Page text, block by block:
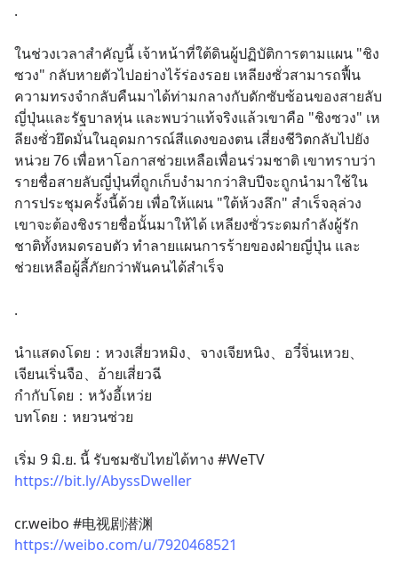
.
ในช่วงเวลาสำคัญนี้ เจ้าหน้าที่ใต้ดินผู้ปฏิบัติการตามแผน "ชิง
ซวง" กลับหายตัวไปอย่างไร้ร่องรอย เหลียงซั่วสามารถฟื้น
ความทรงจำกลับคืนมาได้ท่ามกลางกับดักซับซ้อนของสายลับ
ญี่ปุ่นและรัฐบาลหุ่น และพบว่าแท้จริงแล้วเขาคือ "ชิงซวง" เห
ลียงซั่วยึดมั่นในอุดมการณ์สีแดงของตน เสี่ยงชีวิตกลับไปยัง
หน่วย 76 เพื่อหาโอกาสช่วยเหลือเพื่อนร่วมชาติ เขาทราบว่า
รายชื่อสายลับญี่ปุ่นที่ถูกเก็บงำมากว่าสิบปีจะถูกนำมาใช้ใน
การประชุมครั้งนี้ด้วย เพื่อให้แผน "ใต้ห้วงลึก" สำเร็จลุล่วง
เขาจะต้องชิงรายชื่อนั้นมาให้ได้ เหลียงซั่วระดมกำลังผู้รัก
ชาติทั้งหมดรอบตัว ทำลายแผนการร้ายของฝ่ายญี่ปุ่น และ
ช่วยเหลือผู้ลี้ภัยกว่าพันคนได้สำเร็จ
.
นำแสดงโดย：หวงเสี่ยวหมิง、จางเจียหนิง、อวี๋จิ่นเหวย、
เจียนเริ่นจือ、อ้ายเสี่ยวฉี
กำกับโดย：หวังอี้เหว่ย
บทโดย：หยวนซ่วย
เริ่ม 9 มิ.ย. นี้ รับชมซับไทยได้ทาง #WeTV
https://bit.ly/AbyssDweller
cr.weibo #电视剧潜渊
https://weibo.com/u/7920468521